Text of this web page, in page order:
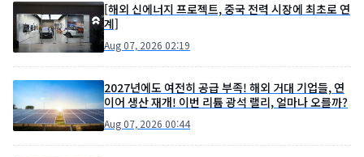
[해외 신에너지 프로젝트, 중국 전력 시장에 최초로 연
계]
Aug 07, 2026 02:19
2027년에도 여전히 공급 부족! 해외 거대 기업들, 연
이어 생산 재개! 이번 리튬 광석 랠리, 얼마나 오를까?
Aug 07, 2026 00:44